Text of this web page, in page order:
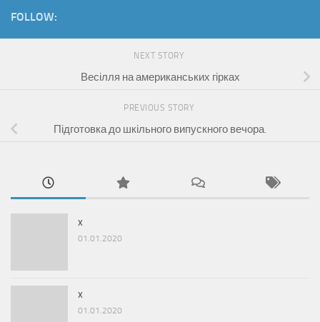
FOLLOW:
NEXT STORY
Весілля на американських гірках
PREVIOUS STORY
Підготовка до шкільного випускного вечора.
x
01.01.2020
x
01.01.2020